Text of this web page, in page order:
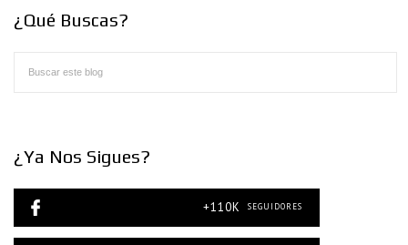
¿Qué Buscas?
¿Ya Nos Sigues?
+110K SEGUIDORES